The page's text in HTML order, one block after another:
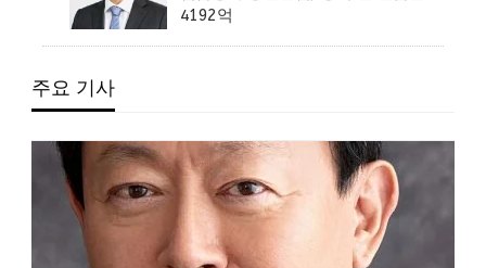
4192억
주요 기사